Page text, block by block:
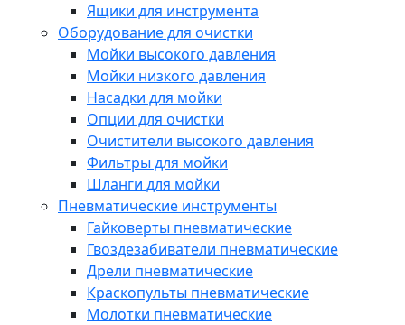
Ящики для инструмента
Оборудование для очистки
Мойки высокого давления
Мойки низкого давления
Насадки для мойки
Опции для очистки
Очистители высокого давления
Фильтры для мойки
Шланги для мойки
Пневматические инструменты
Гайковерты пневматические
Гвоздезабиватели пневматические
Дрели пневматические
Краскопульты пневматические
Молотки пневматические